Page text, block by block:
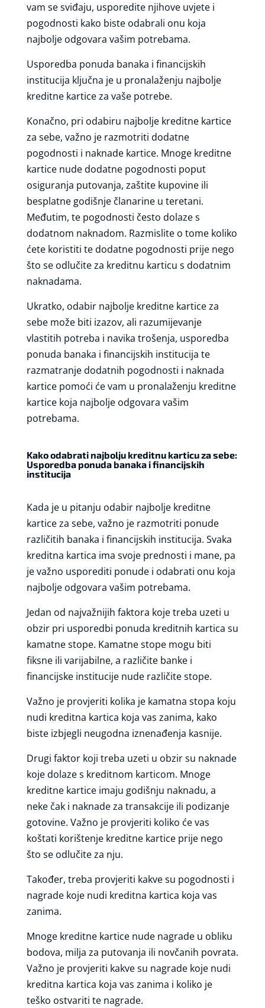
vam se sviđaju, usporedite njihove uvjete i
pogodnosti kako biste odabrali onu koja
najbolje odgovara vašim potrebama.
Usporedba ponuda banaka i financijskih
institucija ključna je u pronalaženju najbolje
kreditne kartice za vaše potrebe.
Konačno, pri odabiru najbolje kreditne kartice
za sebe, važno je razmotriti dodatne
pogodnosti i naknade kartice. Mnoge kreditne
kartice nude dodatne pogodnosti poput
osiguranja putovanja, zaštite kupovine ili
besplatne godišnje članarine u teretani.
Međutim, te pogodnosti često dolaze s
dodatnom naknadom. Razmislite o tome koliko
ćete koristiti te dodatne pogodnosti prije nego
što se odlučite za kreditnu karticu s dodatnim
naknadama.
Ukratko, odabir najbolje kreditne kartice za
sebe može biti izazov, ali razumijevanje
vlastitih potreba i navika trošenja, usporedba
ponuda banaka i financijskih institucija te
razmatranje dodatnih pogodnosti i naknada
kartice pomoći će vam u pronalaženju kreditne
kartice koja najbolje odgovara vašim
potrebama.
Kako odabrati najbolju kreditnu karticu za sebe:
Usporedba ponuda banaka i financijskih
institucija
Kada je u pitanju odabir najbolje kreditne
kartice za sebe, važno je razmotriti ponude
različitih banaka i financijskih institucija. Svaka
kreditna kartica ima svoje prednosti i mane, pa
je važno usporediti ponude i odabrati onu koja
najbolje odgovara vašim potrebama.
Jedan od najvažnijih faktora koje treba uzeti u
obzir pri usporedbi ponuda kreditnih kartica su
kamatne stope. Kamatne stope mogu biti
fiksne ili varijabilne, a različite banke i
financijske institucije nude različite stope.
Važno je provjeriti kolika je kamatna stopa koju
nudi kreditna kartica koja vas zanima, kako
biste izbjegli neugodna iznenađenja kasnije.
Drugi faktor koji treba uzeti u obzir su naknade
koje dolaze s kreditnom karticom. Mnoge
kreditne kartice imaju godišnju naknadu, a
neke čak i naknade za transakcije ili podizanje
gotovine. Važno je provjeriti koliko će vas
koštati korištenje kreditne kartice prije nego
što se odlučite za nju.
Također, treba provjeriti kakve su pogodnosti i
nagrade koje nudi kreditna kartica koja vas
zanima.
Mnoge kreditne kartice nude nagrade u obliku
bodova, milja za putovanja ili novčanih povrata.
Važno je provjeriti kakve su nagrade koje nudi
kreditna kartica koja vas zanima i koliko je
teško ostvariti te nagrade.